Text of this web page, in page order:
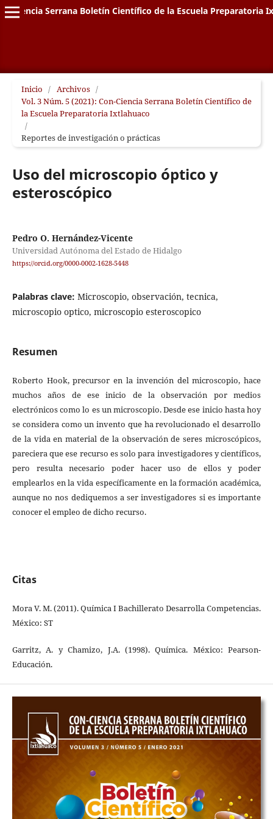
Ciencia Serrana Boletín Científico de la Escuela Preparatoria
Inicio / Archivos /
Vol. 3 Núm. 5 (2021): Con-Ciencia Serrana Boletín Científico de
la Escuela Preparatoria Ixtlahuaco
/
Reportes de investigación o prácticas
Uso del microscopio óptico y
esteroscópico
Pedro O. Hernández-Vicente
Universidad Autónoma del Estado de Hidalgo
https://orcid.org/0000-0002-1628-5448
Palabras clave: Microscopio, observación, tecnica,
microscopio optico, microscopio esteroscopico
Resumen
Roberto Hook, precursor en la invención del microscopio, hace
muchos años de ese inicio de la observación por medios
electrónicos como lo es un microscopio. Desde ese inicio hasta hoy
se considera como un invento que ha revolucionado el desarrollo
de la vida en material de la observación de seres microscópicos,
pareciera que ese recurso es solo para investigadores y científicos,
pero resulta necesario poder hacer uso de ellos y poder
emplearlos en la vida específicamente en la formación académica,
aunque no nos dediquemos a ser investigadores si es importante
conocer el empleo de dicho recurso.
Citas
Mora V. M. (2011). Química I Bachillerato Desarrolla Competencias.
México: ST
Garritz, A. y Chamizo, J.A. (1998). Química. México: Pearson-
Educación.